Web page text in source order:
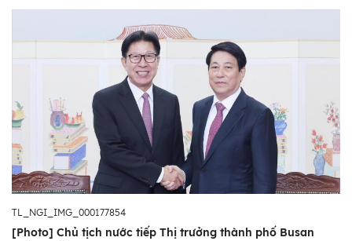
TL_NGI_IMG_000177854
[Photo] Chủ tịch nước tiếp Thị trưởng thành phố Busan